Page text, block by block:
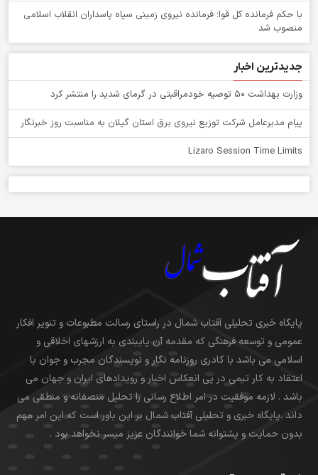
با حکم فرمانده کل قوا؛ فرمانده نیروی زمینی سپاه پاسداران انقلاب اسلامی
منصوب شد
جدیدترین اخبار
وزارت بهداشت ۵۰ توصیه خودمراقبتی در گرمای شدید را منتشر کرد
پیام مدیرعامل شركت توزیع نیروی برق استان گیلان به مناسبت روز خبرنگار ‌
Lizaro Session Time Limits
پایگاه خبری تحلیلی آفتاب شمال در راستای رسالت مطبوعات و تنویر افکار
عمومی و توسعه فرهنگی که مقدمه آن پایبندی به ارزشهای اخلاقی و
اسلامی می باشد با کادری روزنامه نگار و نویسندگان مجرب و جوان با
اعتقاد به کار تیمی در پی انعکاس اخبار و رویدادهای ایران و جهان می
باشد . لازمه موفقیت در امر اطلاع رسانی را تحلیل منصفانه و منطقی می
داند .پایگاه خبری و تحلیلی آفتاب شمال بر این باور است که این امر مهم
بدون حمایت و پشتوانه شما خوانندگان عزیز میسر نخواهد بود .